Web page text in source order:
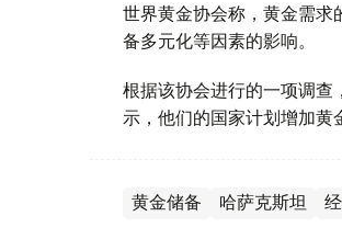
世界黄金协会称，黄金需求
备多元化等因素的影响。
根据该协会进行的一项调
示，他们的国家计划增加黄
黄金储备 哈萨克斯坦